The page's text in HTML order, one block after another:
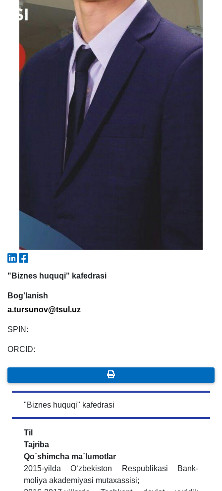
"Biznes huquqi" kafedrasi
Bog'lanish
а.tursunov@tsul.uz
SPIN:
ORCID:
"Biznes huquqi" kafedrasi
Til
Tajriba
Qo`shimcha ma`lumotlar
2015-yilda Oʻzbekiston Respublikasi Bank-
moliya akademiyasi mutaxassisi;